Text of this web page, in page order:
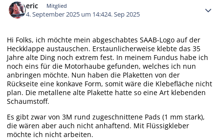
eric Mitglied
4. September 2025 um 14:424. Sep 2025
Hi Folks, ich möchte mein abgeschabtes SAAB-Logo auf der
Heckklappe austauschen. Erstaunlicherweise klebte das 35
Jahre alte Ding noch extrem fest. In meinem Fundus habe ich
noch eins für die Motorhaube gefunden, welches ich nun
anbringen möchte. Nun haben die Plaketten von der
Rückseite eine konkave Form, somit wäre die Klebefläche nicht
plan. Die metallene alte Plakette hatte so eine Art klebenden
Schaumstoff.
Es gibt zwar von 3M rund zugeschnittene Pads (1 mm stark),
die wären aber auch nicht anhaftend. Mit Flüssigkleber
möchte ich nicht arbeiten.